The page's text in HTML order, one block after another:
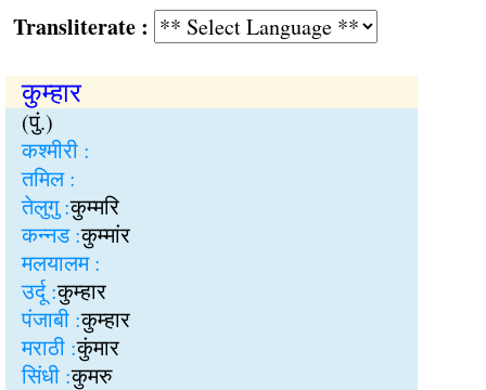
:
कुम्हार
(पुं.)
कश्मीरी :
तमिल :
तेलुगु :कुम्मरि
कन्नड :कुम्मांर
मलयालम :
उर्दू :कुम्हार
पंजाबी :कुम्हार
मराठी :कुंमार
सिंधी :कुमरु